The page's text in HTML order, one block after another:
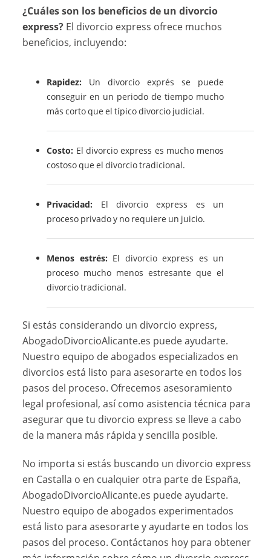
¿Cuáles son los beneficios de un divorcio
express? El divorcio express ofrece muchos
beneficios, incluyendo:
Rapidez: Un divorcio exprés se puede
conseguir en un periodo de tiempo mucho
más corto que el típico divorcio judicial.
Costo: El divorcio express es mucho menos
costoso que el divorcio tradicional.
Privacidad: El divorcio express es un
proceso privado y no requiere un juicio.
Menos estrés: El divorcio express es un
proceso mucho menos estresante que el
divorcio tradicional.
Si estás considerando un divorcio express,
AbogadoDivorcioAlicante.es puede ayudarte.
Nuestro equipo de abogados especializados en
divorcios está listo para asesorarte en todos los
pasos del proceso. Ofrecemos asesoramiento
legal profesional, así como asistencia técnica para
asegurar que tu divorcio express se lleve a cabo
de la manera más rápida y sencilla posible.
No importa si estás buscando un divorcio express
en Castalla o en cualquier otra parte de España,
AbogadoDivorcioAlicante.es puede ayudarte.
Nuestro equipo de abogados experimentados
está listo para asesorarte y ayudarte en todos los
pasos del proceso. Contáctanos hoy para obtener